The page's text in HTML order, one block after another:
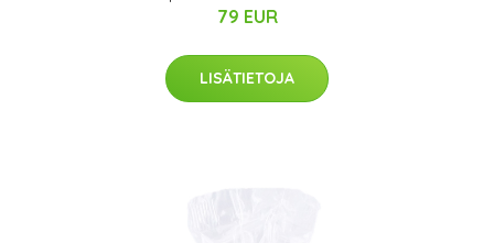
79 EUR
LISÄTIETOJA